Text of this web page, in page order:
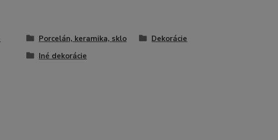
Porcelán, keramika, sklo
Dekorácie
Iné dekorácie